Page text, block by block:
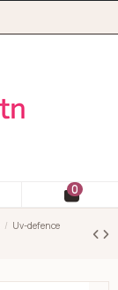
0
Uv-defence